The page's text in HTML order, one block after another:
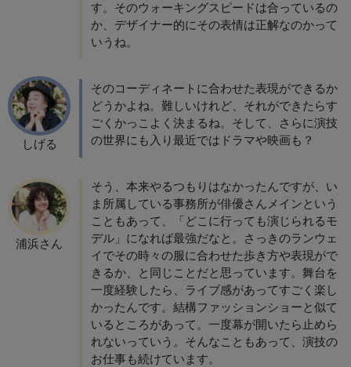
す。そのウォーキングスピードは合っているの
か、デザイナー的にその表情は正解なのかって
いうね。
しげる
そのコーディネートに合わせた表現ができるか
どうかよね。難しいけれど、それができたらす
ごくかっこよく決まるね。そして、さらに演技
の世界にも入り最近ではドラマや映画も？
浦浜さん
そう、本来やるつもりはなかったんですが、い
ま所属している事務所が俳優さんメインという
こともあって、「どこに行っても演じられるモ
デル」になれば最強だなと。さっきのランウェ
イでその時々の服に合わせた歩き方や表現がで
きるか、と同じことだと思っています。舞台を
一度経験したら、ライブ感があってすごく楽し
かったんです。結構ファッションショーと似て
いるところがあって。一度幕が開いたら止めら
れないっていう。そんなこともあって、演技の
お仕事も続けています。